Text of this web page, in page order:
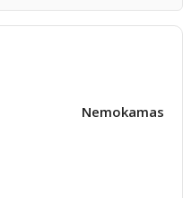
Nemokamas